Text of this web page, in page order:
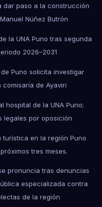
dar paso a la construcción
Núñez Butrón
la UNA Puno tras segunda
2026–2031
Puno solicita investigar
comisaría de Ayaviri
hospital de la UNA Puno;
legales por oposición
turística en la región Puno
tres meses.
pronuncia tras denuncias
especializada contra
de la región